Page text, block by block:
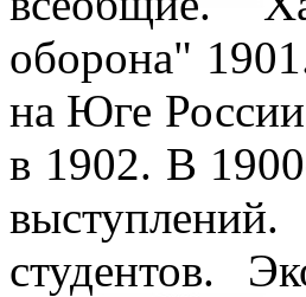
одна его
–
подсознаний
поводу. По
подсознаний
то, знаемом и
оборона"
на Юге России
в 1902. В
студентов.